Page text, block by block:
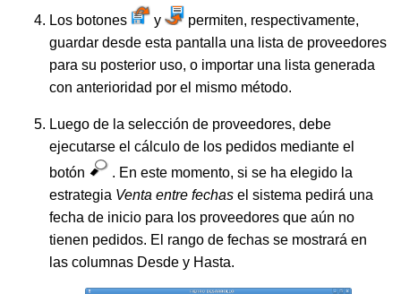
Los botones y
permiten, respectivamente,
guardar desde esta pantalla una lista de proveedores
para su posterior uso, o importar una lista generada
con anterioridad por el mismo método.
Luego de la selección de proveedores, debe
ejecutarse el cálculo de los pedidos mediante el
botón
. En este momento, si se ha elegido la
estrategia Venta entre fechas el sistema pedirá una
fecha de inicio para los proveedores que aún no
tienen pedidos. El rango de fechas se mostrará en
las columnas Desde y Hasta.